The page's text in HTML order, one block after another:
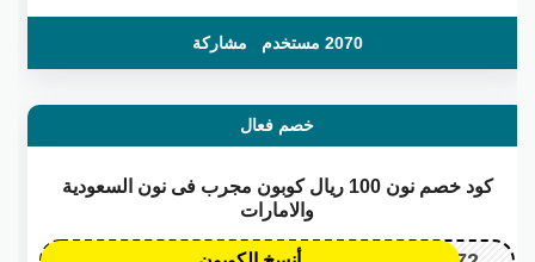
2070 مستخدم مشاركة
خصم فعال
كود خصم نون 100 ريال كوبون مجرب فى نون السعودية
والامارات